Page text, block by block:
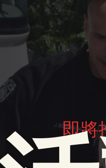
即將